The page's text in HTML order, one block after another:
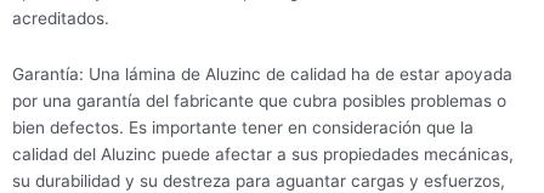
acreditados.
Garantía: Una lámina de Aluzinc de calidad ha de estar apoyada
por una garantía del fabricante que cubra posibles problemas o
bien defectos. Es importante tener en consideración que la
calidad del Aluzinc puede afectar a sus propiedades mecánicas,
su durabilidad y su destreza para aguantar cargas y esfuerzos,